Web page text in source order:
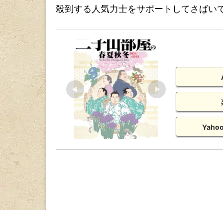
殺到する人気力士をサポートしてさばい